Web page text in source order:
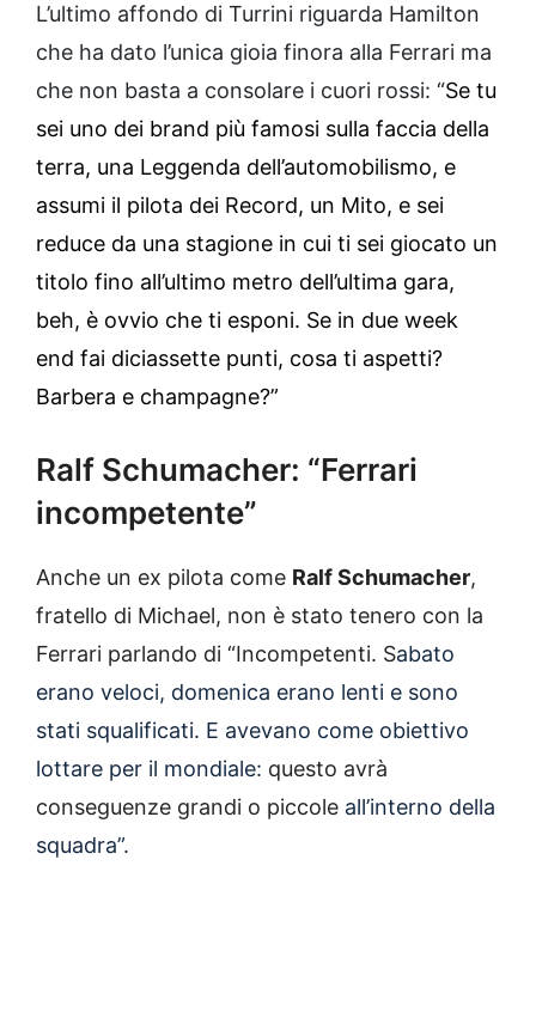
L’ultimo affondo di Turrini riguarda Hamilton
che ha dato l’unica gioia finora alla Ferrari ma
che non basta a consolare i cuori rossi: “Se tu
sei uno dei brand più famosi sulla faccia della
terra, una Leggenda dell’automobilismo, e
assumi il pilota dei Record, un Mito, e sei
reduce da una stagione in cui ti sei giocato un
titolo fino all’ultimo metro dell’ultima gara,
beh, è ovvio che ti esponi. Se in due week
end fai diciassette punti, cosa ti aspetti?
Barbera e champagne?”
Ralf Schumacher: “Ferrari
incompetente”
Anche un ex pilota come Ralf Schumacher,
fratello di Michael, non è stato tenero con la
Ferrari parlando di “Incompetenti. Sabato
erano veloci, domenica erano lenti e sono
stati squalificati. E avevano come obiettivo
lottare per il mondiale: questo avrà
conseguenze grandi o piccole all’interno della
squadra”.